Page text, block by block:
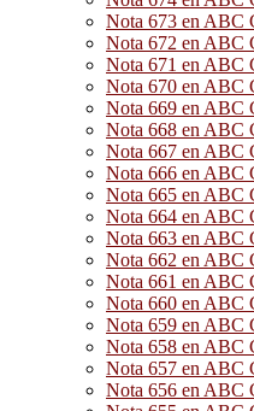
Nota 673 en ABC
Nota 672 en ABC
Nota 671 en ABC
Nota 670 en ABC
Nota 669 en ABC
Nota 668 en ABC
Nota 667 en ABC
Nota 666 en ABC
Nota 665 en ABC
Nota 664 en ABC
Nota 663 en ABC
Nota 662 en ABC
Nota 661 en ABC
Nota 660 en ABC
Nota 659 en ABC
Nota 658 en ABC
Nota 657 en ABC
Nota 656 en ABC